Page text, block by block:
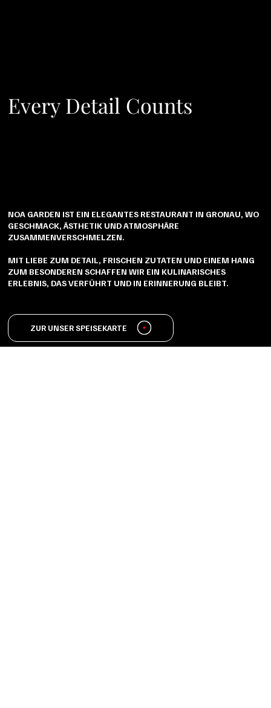
Every Detail Counts
NOA GARDEN IST EIN ELEGANTES RESTAURANT IN GRONAU, WO
GESCHMACK, ÄSTHETIK UND ATMOSPHÄRE
ZUSAMMENVERSCHMELZEN.
MIT LIEBE ZUM DETAIL, FRISCHEN ZUTATEN UND EINEM HANG
ZUM BESONDEREN SCHAFFEN WIR EIN KULINARISCHES
ERLEBNIS, DAS VERFÜHRT UND IN ERINNERUNG BLEIBT.
ZUR UNSER SPEISEKARTE